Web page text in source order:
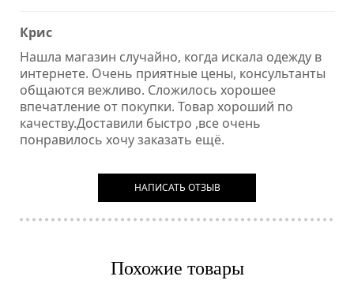
Крис
Нашла магазин случайно, когда искала одежду в
интернете. Очень приятные цены, консультанты
общаются вежливо. Сложилось хорошее
впечатление от покупки. Товар хороший по
качеству.Доставили быстро ,все очень
понравилось хочу заказать ещё.
НАПИСАТЬ ОТЗЫВ
Похожие товары